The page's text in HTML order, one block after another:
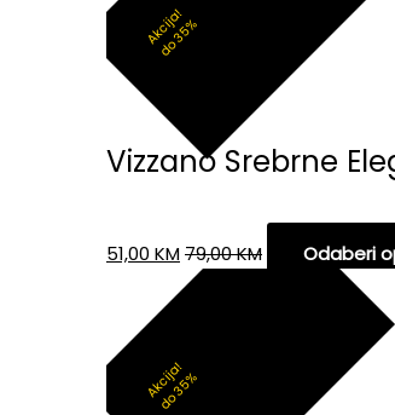
Akcija!
do 35%
Vizzano Srebrne
51,00 KM79,00KM Odaberi
Akcija!
do 35%